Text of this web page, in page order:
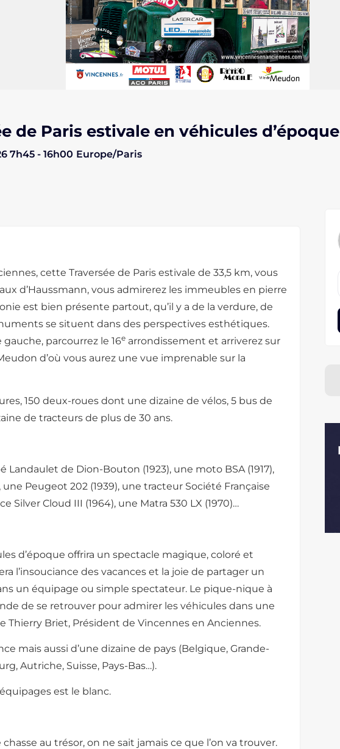
de Paris estivale en véhicules d’époque
7h45 - 16h00 Europe/Paris
cette Traversée de Paris estivale de 33,5 km, vous
d’Haussmann, vous admirerez les immeubles en pierre
est bien présente partout, qu’il y a de la verdure, de
se situent dans des perspectives esthétiques.
parcourrez le 16e arrondissement et arriverez sur
d’où vous aurez une vue imprenable sur la
150 deux-roues dont une dizaine de vélos, 5 bus de
de tracteurs de plus de 30 ans.
de Dion-Bouton (1923), une moto BSA (1917),
une Peugeot 202 (1939), une tracteur Société Française
Silver Cloud III (1964), une Matra 530 LX (1970)…
d’époque offrira un spectacle magique, coloré et
l’insouciance des vacances et la joie de partager un
un équipage ou simple spectateur. Le pique-nique à
de se retrouver pour admirer les véhicules dans une
Thierry Briet, Président de Vincennes en Anciennes.
mais aussi d’une dizaine de pays (Belgique, Grande-
Autriche, Suisse, Pays-Bas…).
est le blanc.
au trésor, on ne sait jamais ce que l’on va trouver.